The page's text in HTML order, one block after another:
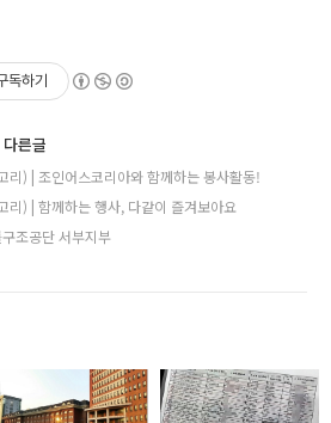
독하기
른글
리) | 조인어스코리아와 함께하는 봉사활동!
리) | 함께하는 행사, 다같이 즐겨보아요
조공단 서부지부